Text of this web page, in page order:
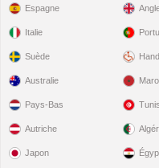
Espagne
Italie
Suède
Australie
Pays-Bas
Autriche
Japon